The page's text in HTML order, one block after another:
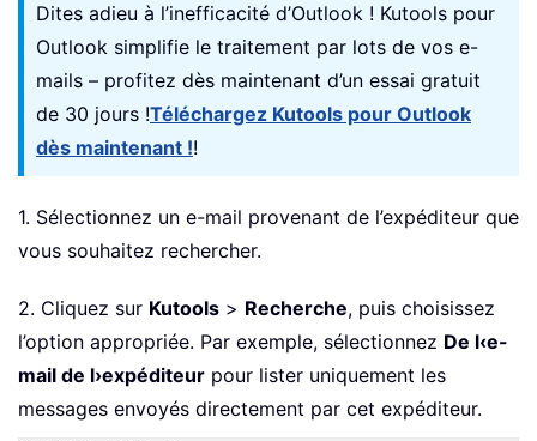
Dites adieu à l’inefficacité d’Outlook ! Kutools pour
Outlook simplifie le traitement par lots de vos e-
mails – profitez dès maintenant d’un essai gratuit
de 30 jours !Téléchargez Kutools pour Outlook
dès maintenant !!
1. Sélectionnez un e-mail provenant de l’expéditeur que
vous souhaitez rechercher.
2. Cliquez sur Kutools > Recherche, puis choisissez
l’option appropriée. Par exemple, sélectionnez De l‹e-
mail de l›expéditeur pour lister uniquement les
messages envoyés directement par cet expéditeur.